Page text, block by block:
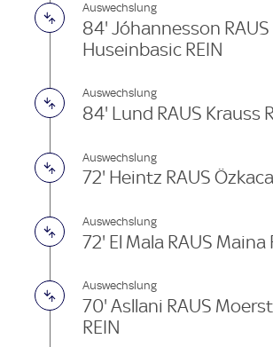
Auswechslung
84' Jóhannesson RAUS
Huseinbasic REIN
Auswechslung
84' Lund RAUS Krauss
Auswechslung
72' Heintz RAUS
Auswechslung
72' El Mala RAUS Maina
Auswechslung
70' Asllani RAUS
REIN